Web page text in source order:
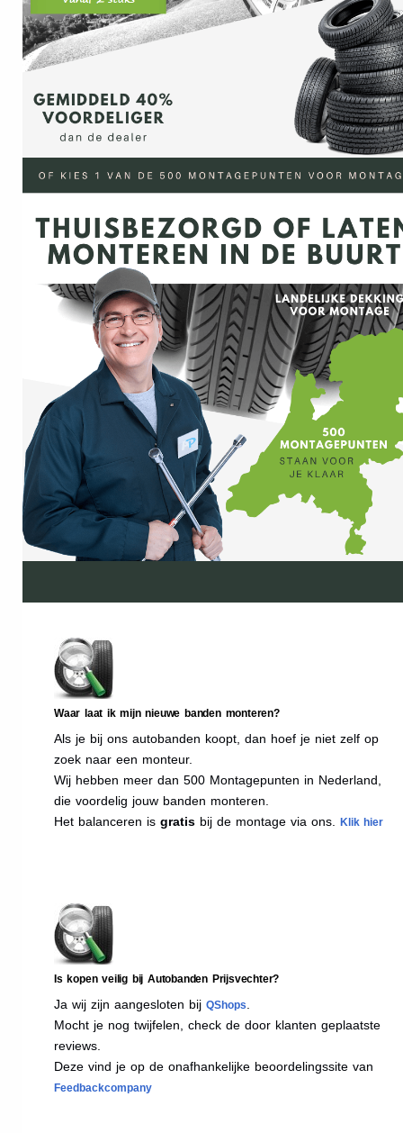
Waar laat ik mijn nieuwe banden monteren?
Als je bij ons autobanden koopt, dan hoef je niet zelf op
zoek naar een monteur.
Wij hebben meer dan 500 Montagepunten in Nederland,
die voordelig jouw banden monteren.
Het balanceren is gratis bij de montage via ons. Klik hier
Is kopen veilig bij Autobanden Prijsvechter?
Ja wij zijn aangesloten bij QShops
Mocht je nog twijfelen, check de door klanten geplaatste
reviews.
Deze vind je op de onafhankelijke beoordelingssite van
Feedbackcompany